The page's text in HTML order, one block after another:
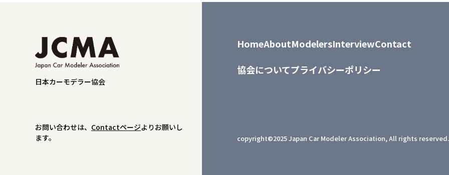
日本カーモデラー協会
お問い合わせは、 Contactページよりお願いし
ます。
HomeAboutModelersInterviewContact
協会についてプライバシーポリシー
copyright©2025 Japan Car Modeler Association,All rights reserved.